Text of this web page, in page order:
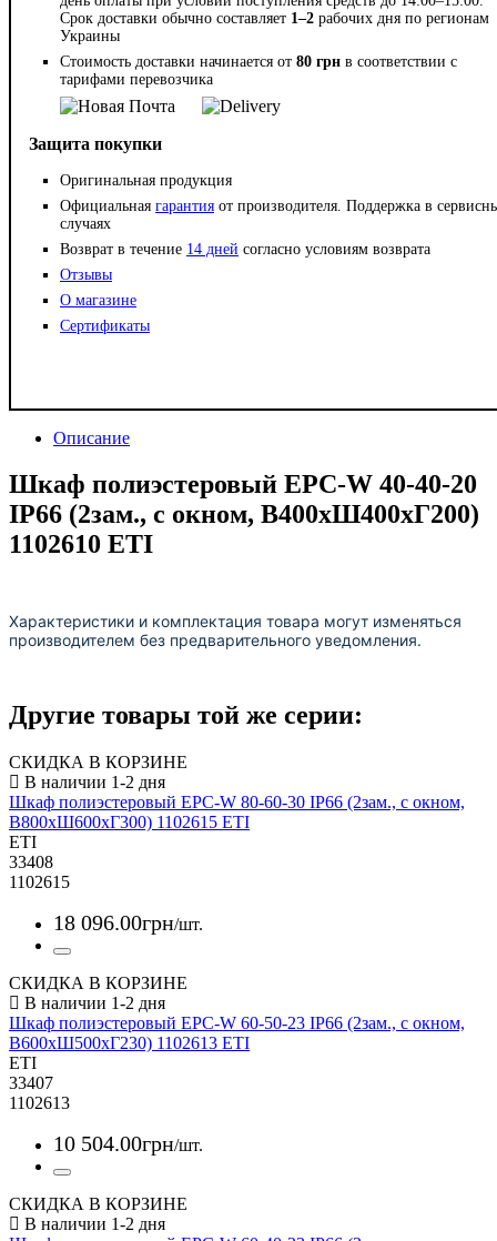
Срок доставки обычно составляет 1–2 рабочих дня по регионам
Украины
Стоимость доставки начинается от 80 грн в соответствии с
тарифами перевозчика
Защита покупки
Оригинальная продукция
Официальная гарантия от производителя. Поддержка в
случаях
Возврат в течение 14 дней согласно условиям возврата
Отзывы
О магазине
Сертификаты
Описание
Шкаф полиэстеровый EPC-W 40-40-20
IP66 (2зам., с окном, В400xШ400xГ200)
1102610 ETI
Характеристики и комплектация товара могут изменяться
производителем без предварительного уведомления.
Другие товары той же серии:
СКИДКА В КОРЗИНЕ
Шкаф полиэстеровый EPC-W 80-60-30 IP66 (2зам., с окном,
В800xШ600xГ300) 1102615 ETI
ETI
33408
1102615
18 096.00грн/шт.
СКИДКА В КОРЗИНЕ
Шкаф полиэстеровый EPC-W 60-50-23 IP66 (2зам., с окном,
В600xШ500xГ230) 1102613 ETI
ETI
33407
1102613
10 504.00грн/шт.
СКИДКА В КОРЗИНЕ